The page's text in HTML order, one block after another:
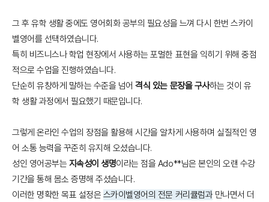
그 후 유학 생활 중에도 영어회화 공부의 필요성을 느껴 다시 한번 스카이
벨영어를 선택하였습니다.
특히 비즈니스나 학업 현장에서 사용하는 포멀한 표현을 익히기 위해 중점
적으로 수업을 진행하였습니다.
단순히 유창하게 말하는 수준을 넘어격식 있는 문장을 구사하는 것이 유
학 생활 과정에서 필요했기 때문입니다.
그렇게 온라인 수업의 장점을 활용해 시간을 알차게 사용하며 실질적인 영
어 소통 능력을 꾸준히 유지해 오셨습니다.
성인 영어공부는 지속성이 생명이라는 점을 Ado**님은 본인의 오랜 수강
기간을 통해 몸소 증명해 주셨습니다.
이러한 명확한 목표 설정은 스카이벨영어의 전문 커리큘럼과만나면서 더